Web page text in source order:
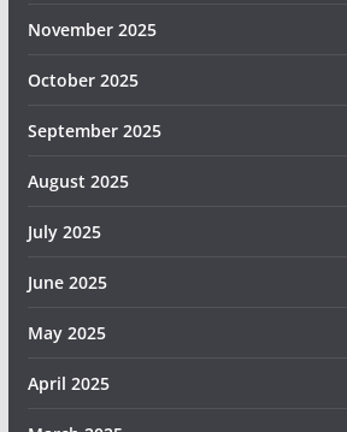
November 2025
October 2025
September 2025
August 2025
July 2025
June 2025
May 2025
April 2025